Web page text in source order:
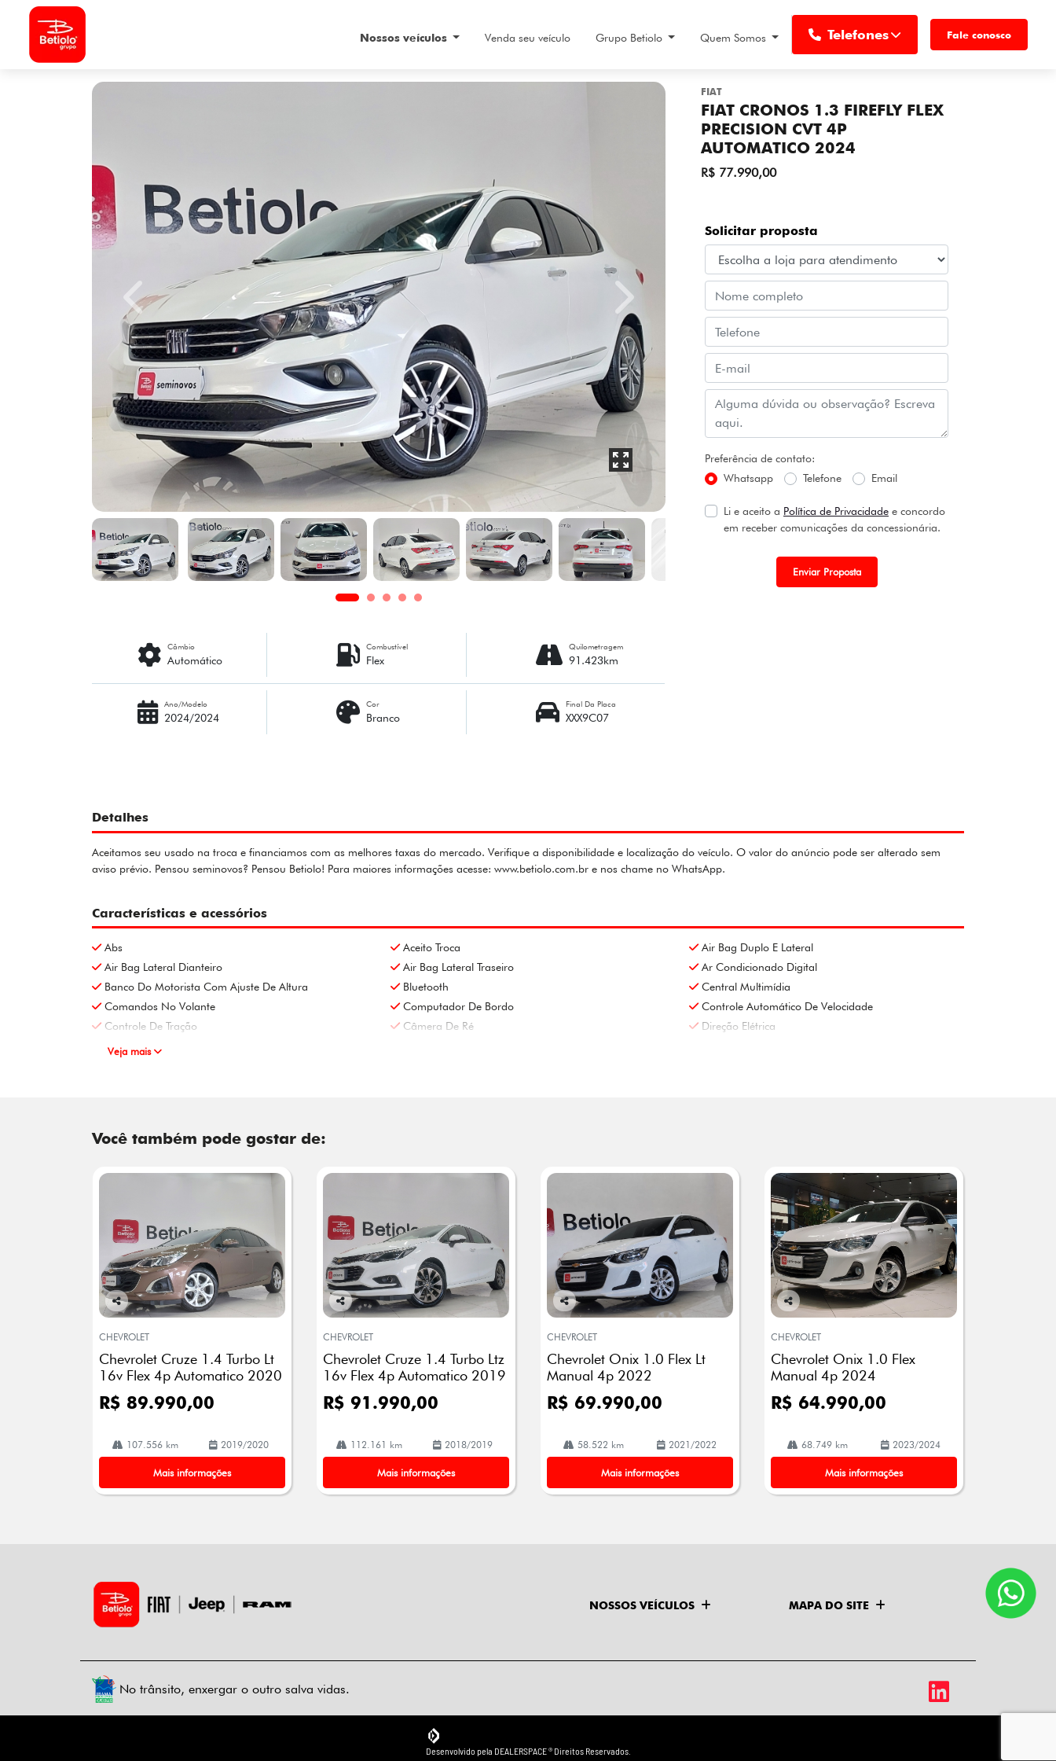
Nossos veículos Venda seu veículo Grupo Betiolo Quem Somos Fale conosco
Telefones
FIAT
FIAT CRONOS 1.3 FIREFLY FLEX
PRECISION CVT 4P
AUTOMATICO 2024
R$ 77.990,00
Solicitar proposta
Preferência de contato:
Whatsapp
Telefone Email
Li e aceito a Política de Privacidade e concordo
em receber comunicações da concessionária.
Enviar Proposta
Previous Next
Câmbio
Automático
Combustível
Flex
Quilometragem
91.423km
Ano/Modelo
2024/2024
Cor
Branco
Final Da Placa
XXX9C07
Detalhes
Aceitamos seu usado na troca e financiamos com as melhores taxas do mercado. Verifique a disponibilidade e localização do veículo. O valor do anúncio pode ser alterado sem
aviso prévio. Pensou seminovos? Pensou Betiolo! Para maiores informações acesse: www.betiolo.com.br e nos chame no WhatsApp.
Características e acessórios
Abs Aceito Troca
Air Bag Duplo E Lateral
Air Bag Lateral Dianteiro
Air Bag Lateral Traseiro
Ar Condicionado Digital
Banco Do Motorista Com Ajuste De Altura
Bluetooth
Central Multimídia
Comandos No Volante
Computador De Bordo
Controle Automático De Velocidade
Controle De Tração
Câmera De Ré
Direção Elétrica
Veja mais
Você também pode gostar de:
Co
arti
lhe
CHEVROLET
Chevrolet Cruze 1.4 Turbo Lt
16v Flex 4p Automatico 2020
R$ 89.990,00
107.556 km 2019/2020
Mais informações
Co
arti
lhe
CHEVROLET
Chevrolet Cruze 1.4 Turbo Ltz
16v Flex 4p Automatico 2019
R$ 91.990,00
112.161 km 2018/2019
Mais informações
Co
arti
lhe
CHEVROLET
Chevrolet Onix 1.0 Flex Lt
Manual 4p 2022
R$ 69.990,00
58.522 km 2021/2022
Mais informações
Co
arti
lhe
CHEVROLET
Chevrolet Onix 1.0 Flex
Manual 4p 2024
R$ 64.990,00
68.749 km 2023/2024
Mais informações
NOSSOS VEÍCULOS MAPA DO SITE
No trânsito, enxergar o outro salva vidas.
Desenvolvido pela DEALERSPACE ® Direitos Reservados.